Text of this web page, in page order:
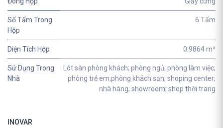
Số Tấm Trong
Hộp
6 Tấm
Diện Tích Hộp 0.9864 m²
Sử Dụng Trong
Nhà
Lót sàn phòng khách; phòng ngủ; phòng làm việc;
phòng trẻ em;phòng khách sạn; shoping center;
nhà hàng; showroom; shop thời trang
INOVAR